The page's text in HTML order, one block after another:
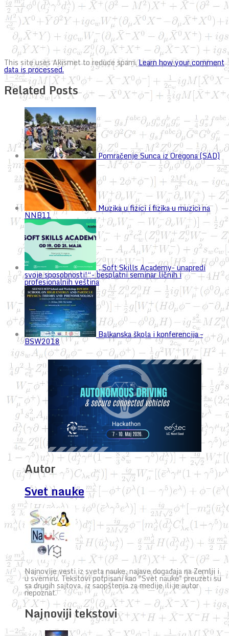
This site uses Akismet to reduce spam.Learn how your comment
data is processed.
Related Posts
Pomračenje Sunca iz Oregona (SAD)
Muzika u fizici i fizika u muzici na
NNB11
„Soft Skills Academy- unapredi
svoje sposobnosti!“- besplatni seminar ličnih i
profesionalnih veština
Balkanska škola i konferencija –
BSW2018
Autor
Svet nauke
Najnovije vesti iz sveta nauke, najave događaja na Zemlji i
u svemiru. Tekstovi potpisani kao "Svet nauke" preuzeti su
sa drugih sajtova, iz saopštenja za medije ili je autor
nepoznat.
Najnoviji tekstovi